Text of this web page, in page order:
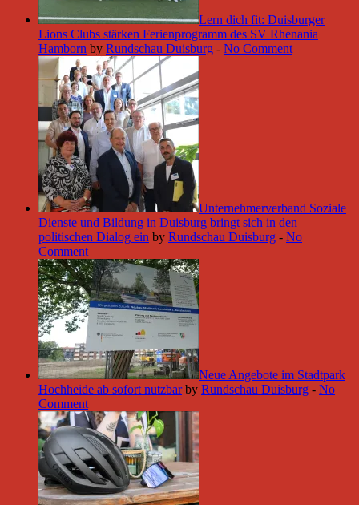
Lern dich fit: Duisburger
Lions Clubs stärken Ferienprogramm des SV Rhenania
Hamborn by Rundschau Duisburg - No Comment
Unternehmerverband Soziale
Dienste und Bildung in Duisburg bringt sich in den
politischen Dialog ein by Rundschau Duisburg - No
Comment
Neue Angebote im Stadtpark
Hochheide ab sofort nutzbar by Rundschau Duisburg - No
Comment